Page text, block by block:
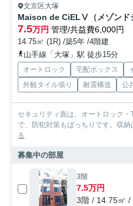
文京区大塚
Maison de CiELⅤ（メゾンド
7.5万円 管理/共益費6,000円
14.75㎡ (1R) /築5年 /4階建
山手線「大塚」駅 徒歩15分
オートロック 宅配ボックス
外観タイル張り
耐震構造 公
セキュリティ面は、オートロック
で、防犯対策もばっちりです。収
る
募集中の部屋
3階
7.5万円
3階 / 14.75㎡ /